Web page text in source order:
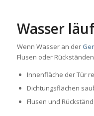
Wasser
Wenn Wasser an der
Flusen oder
Innenfläche der Tür
Dichtungsflächen
Flusen und